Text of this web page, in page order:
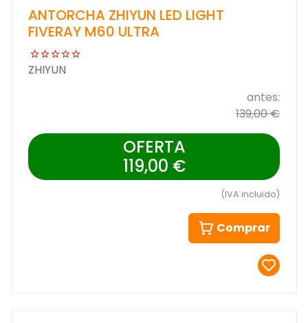
ANTORCHA ZHIYUN LED LIGHT
FIVERAY M60 ULTRA
ZHIYUN
antes:
139,00 €
OFERTA
119,00 €
(IVA incluido)
Comprar